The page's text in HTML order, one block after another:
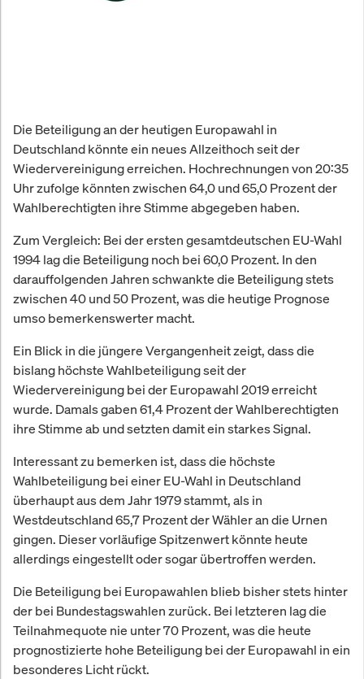
Die Beteiligung an der heutigen Europawahl in
Deutschland könnte ein neues Allzeithoch seit der
Wiedervereinigung erreichen. Hochrechnungen von 20:35
Uhr zufolge könnten zwischen 64,0 und 65,0 Prozent der
Wahlberechtigten ihre Stimme abgegeben haben.
Zum Vergleich: Bei der ersten gesamtdeutschen EU-Wahl
1994 lag die Beteiligung noch bei 60,0 Prozent. In den
darauffolgenden Jahren schwankte die Beteiligung stets
zwischen 40 und 50 Prozent, was die heutige Prognose
umso bemerkenswerter macht.
Ein Blick in die jüngere Vergangenheit zeigt, dass die
bislang höchste Wahlbeteiligung seit der
Wiedervereinigung bei der Europawahl 2019 erreicht
wurde. Damals gaben 61,4 Prozent der Wahlberechtigten
ihre Stimme ab und setzten damit ein starkes Signal.
Interessant zu bemerken ist, dass die höchste
Wahlbeteiligung bei einer EU-Wahl in Deutschland
überhaupt aus dem Jahr 1979 stammt, als in
Westdeutschland 65,7 Prozent der Wähler an die Urnen
gingen. Dieser vorläufige Spitzenwert könnte heute
allerdings eingestellt oder sogar übertroffen werden.
Die Beteiligung bei Europawahlen blieb bisher stets hinter
der bei Bundestagswahlen zurück. Bei letzteren lag die
Teilnahmequote nie unter 70 Prozent, was die heute
prognostizierte hohe Beteiligung bei der Europawahl in ein
besonderes Licht rückt.